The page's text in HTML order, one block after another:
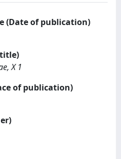
(Date of publication)
X 1
of publication)